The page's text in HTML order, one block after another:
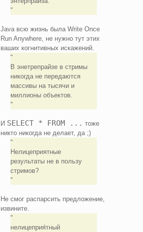
Java всю жизнь была Write Once
Run Anywhere, не нужно тут этих
ваших когнитивных искажений.
В энетрепрайзе в стримы
никогда не передаются
массивы на тысячи и
миллионы объектов.
И SELECT * FROM ... тоже
никто никогда не делает, да ;)
Нелицеприятные
результаты не в пользу
стримов?
Не смог распарсить предложение,
извините.
нелицеприя́тный